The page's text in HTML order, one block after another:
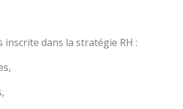
dans la stratégie RH :